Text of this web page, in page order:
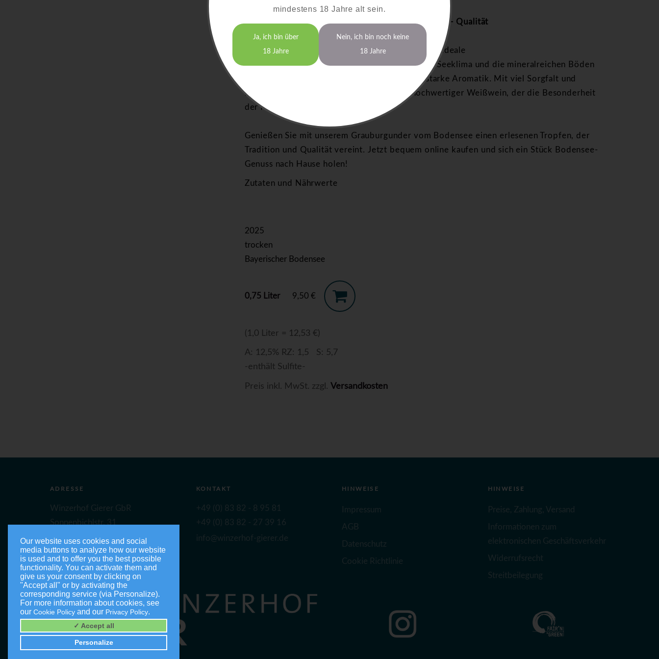
Grauburgunder Wein vom Bodensee online kaufen – Qualität
aus einer besonderen Region
Die Weinberge am Bayerischen Bodensee bieten ideale
Bedingungen für den Grauburgunder. Das milde Seeklima und die mineralreichen Böden
sorgen für seine feine Struktur und ausdrucksstarke Aromatik. Mit viel Sorgfalt und
handwerklicher Leidenschaft entsteht ein hochwertiger Weißwein, der die Besonderheit
der Region in jeder Flasche einfängt.
Genießen Sie mit unserem Grauburgunder vom Bodensee einen erlesenen Tropfen, der
Tradition und Qualität vereint. Jetzt bequem online kaufen und sich ein Stück Bodensee-
Genuss nach Hause holen!
Zutaten und Nährwerte
2025
trocken
Bayerischer Bodensee
0,75 Liter 9,50 €
(1,0 Liter = 12,53 €)
A: 12,5% RZ: 1,5 S: 5,7
-enthält Sulfite-
Preis inkl. MwSt. zzgl. Versandkosten
ADRESSE
Winzerhof Gierer GbR
Sonnenbichlstr. 31
88149 Nonnenhorn
KONTAKT
+49 (0) 83 82 - 8 95 81
+49 (0) 83 82 - 27 39 16
info@winzerhof-gierer.de
HINWEISE
Impressum
AGB
Datenschutz
Cookie Richtlinie
HINWEISE
Preise, Zahlung, Versand
Informationen zum
elektronischen Geschäftsverkehr
Widerrufsrecht
Streitbeilegung
mindestens 18 Jahre alt sein.
Ja, ich bin über
18 Jahre
Nein, ich bin noch keine
18 Jahre
Our website uses cookies and social
media buttons to analyze how our website
is used and to offer you the best possible
functionality. You can activate them and
give us your consent by clicking on
"Accept all" or by activating the
corresponding service (via Personalize).
For more information about cookies, see
our Cookie Policy and our Privacy Policy.
✓ Accept all
Personalize